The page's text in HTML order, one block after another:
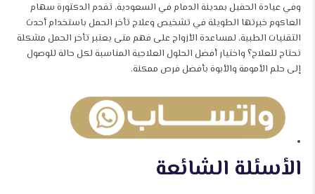
وفي عيادة الحقيل بمدينة الدمام في السعودية، تقدم الدكتورة سهام
العاكوم خبرتها الطويلة في تشخيص وعلاج تأخر الحمل باستخدام أحدث
التقنيات الطبية، لمساعدة الأزواج على فهم متى يعتبر تأخر الحمل مشكلة
تحتاج للعلاج؟ واختيار أفضل الحلول العلاجية المناسبة لكل حالة للوصول
إلى حلم الأمومة والأبوة بأفضل فرص ممكنة.
الأسئلة الشائعة